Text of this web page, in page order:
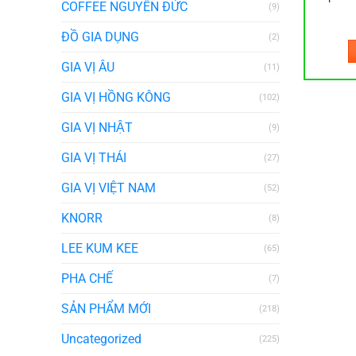
COFFEE NGUYÊN ĐỨC (9)
ĐỒ GIA DỤNG (2)
GIA VỊ ÂU (11)
GIA VỊ HỒNG KÔNG (102)
GIA VỊ NHẬT (9)
GIA VỊ THÁI (27)
GIA VỊ VIỆT NAM (52)
KNORR (8)
LEE KUM KEE (65)
PHA CHẾ (7)
SẢN PHẨM MỚI (218)
Uncategorized (225)